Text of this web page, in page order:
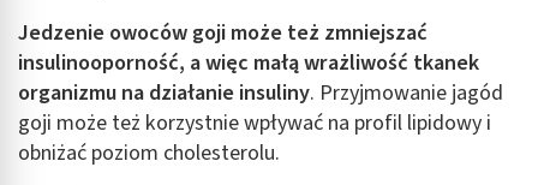
Jedzenie owoców goji może też zmniejszać
insulinooporność, a więc małą wrażliwość tkanek
organizmu na działanie insuliny. Przyjmowanie jagód
goji może też korzystnie wpływać na profil lipidowy i
obniżać poziom cholesterolu.